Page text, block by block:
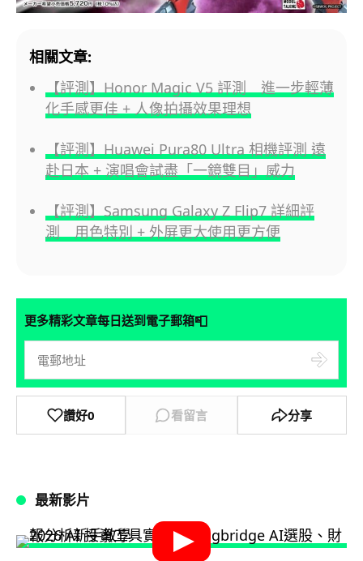
相關文章:
【評測】Honor Magic V5 評測 進一步輕薄
化手感更佳 + 人像拍攝效果理想
【評測】Huawei Pura80 Ultra 相機評測 遠
赴日本 + 演唱會試盡「一鏡雙目」威力
【評測】Samsung Galaxy Z Flip7 詳細評
測 用色特別 + 外屏更大使用更方便
更多精彩文章每日送到電子郵箱📮
讚好0 看留言 分享
最新影片